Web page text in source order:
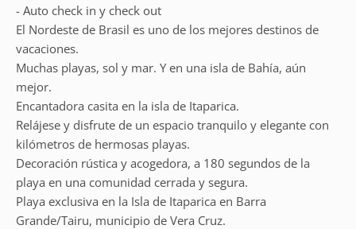
- Auto check in y check out
El Nordeste de Brasil es uno de los mejores destinos de
vacaciones.
Muchas playas, sol y mar. Y en una isla de Bahía, aún
mejor.
Encantadora casita en la isla de Itaparica.
Relájese y disfrute de un espacio tranquilo y elegante con
kilómetros de hermosas playas.
Decoración rústica y acogedora, a 180 segundos de la
playa en una comunidad cerrada y segura.
Playa exclusiva en la Isla de Itaparica en Barra
Grande/Tairu, municipio de Vera Cruz.